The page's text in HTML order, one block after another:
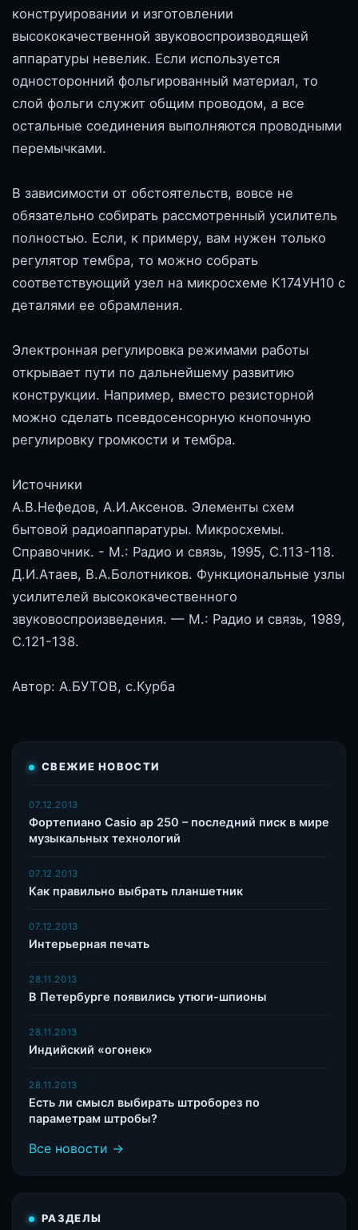
конструировании и изготовлении
высококачественной звуковоспроизводящей
аппаратуры невелик. Если используется
односторонний фольгированный материал, то
слой фольги служит общим проводом, а все
остальные соединения выполняются проводными
перемычками.
В зависимости от обстоятельств, вовсе не
обязательно собирать рассмотренный усилитель
полностью. Если, к примеру, вам нужен только
регулятор тембра, то можно собрать
соответствующий узел на микросхеме К174УН10 с
деталями ее обрамления.
Электронная регулировка режимами работы
открывает пути по дальнейшему развитию
конструкции. Например, вместо резисторной
можно сделать псевдосенсорную кнопочную
регулировку громкости и тембра.
Источники
А.В.Нефедов, А.И.Аксенов. Элементы схем
бытовой радиоаппаратуры. Микросхемы.
Справочник. - М.: Радио и связь, 1995, С.113-118.
Д.И.Атаев, В.А.Болотников. Функциональные узлы
усилителей высококачественного
звуковоспроизведения. — М.: Радио и связь, 1989,
С.121-138.
Автор: А.БУТОВ, с.Курба
СВЕЖИЕ НОВОСТИ
07.12.2013
Фортепиано Casio ap 250 – последний писк в мире
музыкальных технологий
07.12.2013
Как правильно выбрать планшетник
07.12.2013
Интерьерная печать
28.11.2013
В Петербурге появились утюги-шпионы
28.11.2013
Индийский «огонек»
28.11.2013
Есть ли смысл выбирать штроборез по
параметрам штробы?
Все новости →
РАЗДЕЛЫ